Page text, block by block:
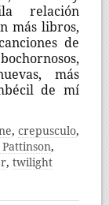
relación
más libros,
de
más
de mí
, crepusculo,
,
, twilight